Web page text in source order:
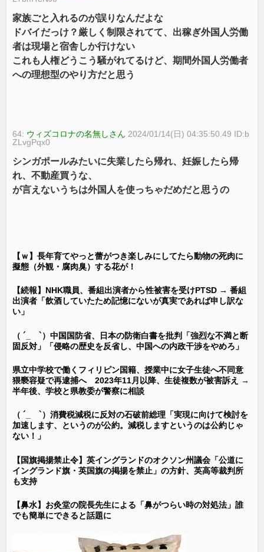
家族ごと入れるのが誤りなんだよな
ドバイだっけ？厳しく制限されてて、出稼ぎ外国人労働
者は現場と宿舎しか行けない
これも人権どうこう騒がれてるけど、期間外国人労働者
への理想型のやり方だと思う
64: ウィズコロナの名無しさん 2024/01/14(日) 04:35:50.49 ID:b
ZLvgPqx0
シンガポールみたいに失業したら帰れ、妊娠したら帰
れ、不動産買うな、
が言えないうちは外国人を使っちゃだめだと思うの
【ｗ】長年育てやっと蕾がつき楽しみにしてたら動物の死肉に
擬態（外観・腐肉臭）する花が！
【続報】NHK職員、番組出演者から性被害を受けPTSD → 番組
出演者「飲酒していたため記憶にないが真実であれば申し訳な
い」
（ ´_ゝ`）中国国防省、日本の防衛白書を批判「強烈な不満と断
固反対」「侵略の歴史を反省し、中国への内政干渉をやめろ」
県立中学校で働くフィリピン国籍、授業中に女子生徒へ不同意
猥褻容疑で再逮捕へ 2023年11月以降、生徒複数が被害訴え →
半年後、学校と県教委が警察に相談
（ ´_ゝ`）消費税減税に反対の石破前総理「実現に向けて検討を
加速します、というのが公約。減税しますというのは公約じゃ
ない！」
【国旗掲揚禁止令】英イングランドのオクソン州議会「公道に
イングランド旗・英国旗の掲揚を禁止」の方針、英高等裁判所
も支持
【鼻水】お灸堂の院長先生による「鼻がつらい時の対処法」誰
でも簡単にできると話題に